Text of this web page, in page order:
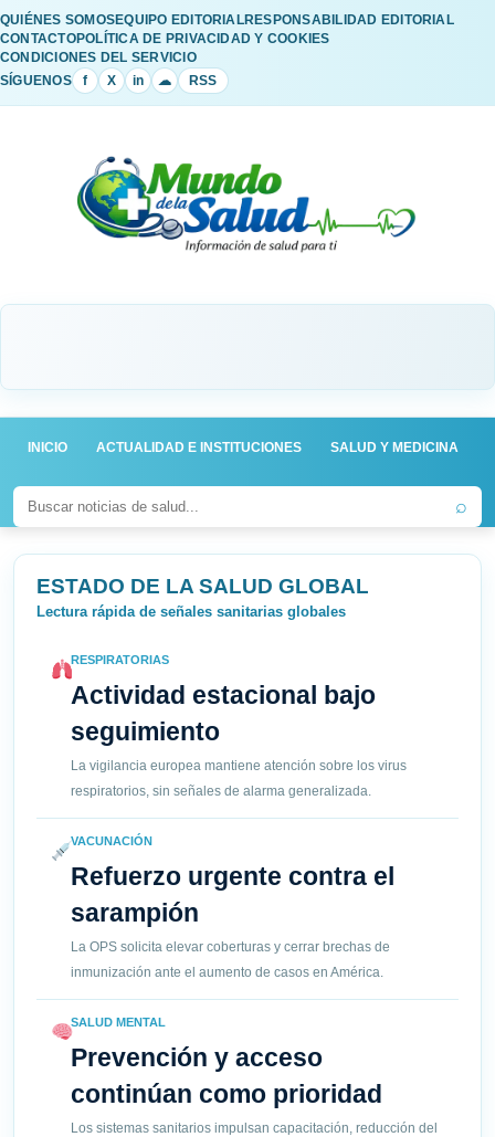
QUIÉNES SOMOSEQUIPO EDITORIALRESPONSABILIDAD EDITORIAL
CONTACTOPOLÍTICA DE PRIVACIDAD Y COOKIES
CONDICIONES DEL SERVICIO
SÍGUENOS
f X in ☁ RSS
INICIO ACTUALIDAD E INSTITUCIONES SALUD Y MEDICINA
⌕
ESTADO DE LA SALUD GLOBAL
Lectura rápida de señales sanitarias globales
RESPIRATORIAS
Actividad estacional bajo
seguimiento
La vigilancia europea mantiene atención sobre los virus
respiratorios, sin señales de alarma generalizada.
VACUNACIÓN
Refuerzo urgente contra el
sarampión
La OPS solicita elevar coberturas y cerrar brechas de
inmunización ante el aumento de casos en América.
SALUD MENTAL
Prevención y acceso
continúan como prioridad
Los sistemas sanitarios impulsan capacitación, reducción del